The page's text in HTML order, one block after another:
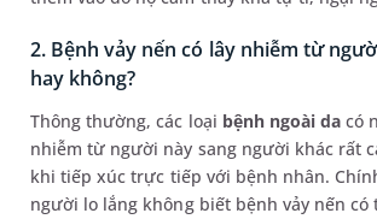
2. Bệnh vảy nến có lây nhiễm từ
hay không?
Thông thường, các loại bệnh ngoài dacó
nhiễm từ người này sang người khác rất
khi tiếp xúc trực tiếp với bệnh nhân.
người lo lắng không biết bệnh vảy nến có